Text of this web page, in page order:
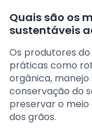
Quais são os
sustentáveis
Os produtores
práticas como
orgânica,
conservação do
preservar o meio
dos grãos.